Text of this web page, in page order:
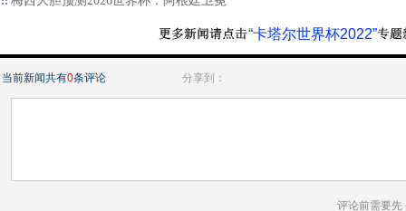
“卡塔尔世界杯2022”
当前新闻共有0条评论 分享到：
评论前需要先